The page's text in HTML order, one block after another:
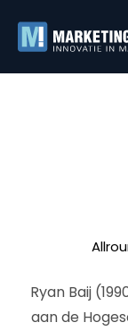
Ryan Baij
aan de